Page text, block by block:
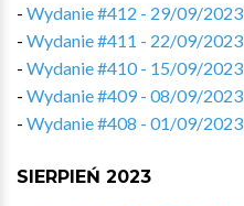
- Wydanie #412 - 29/09/2023
- Wydanie #411 - 22/09/2023
- Wydanie #410 - 15/09/2023
- Wydanie #409 - 08/09/2023
- Wydanie #408 - 01/09/2023
SIERPIEŃ 2023